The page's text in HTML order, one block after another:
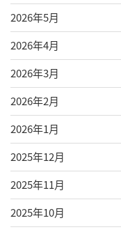
2026年5月
2026年4月
2026年3月
2026年2月
2026年1月
2025年12月
2025年11月
2025年10月